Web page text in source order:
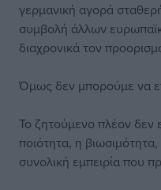
γερμανική αγορά
συμβολή άλλων
διαχρονικά τον
Όμως δεν μπορούμε να
Το ζητούμενο πλέον δεν
ποιότητα, η
συνολική εμπειρία που